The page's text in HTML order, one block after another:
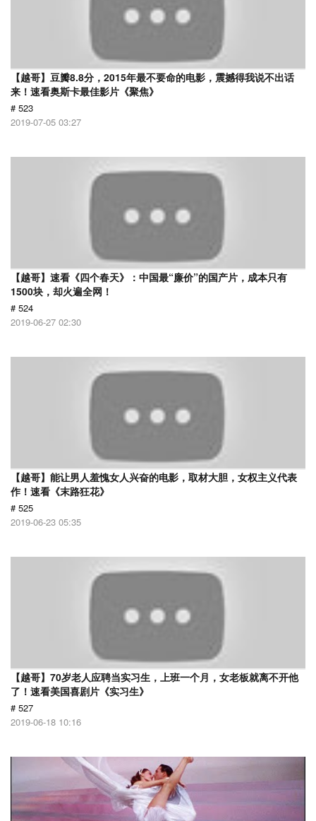
【越哥】豆瓣8.8分，2015年最不要命的电影，震撼得我说不出话
来！速看奥斯卡最佳影片《聚焦》
# 523
2019-07-05 03:27
【越哥】速看《四个春天》：中国最“廉价”的国产片，成本只有
1500块，却火遍全网！
# 524
2019-06-27 02:30
【越哥】能让男人羞愧女人兴奋的电影，取材大胆，女权主义代表
作！速看《末路狂花》
# 525
2019-06-23 05:35
【越哥】70岁老人应聘当实习生，上班一个月，女老板就离不开他
了！速看美国喜剧片《实习生》
# 527
2019-06-18 10:16